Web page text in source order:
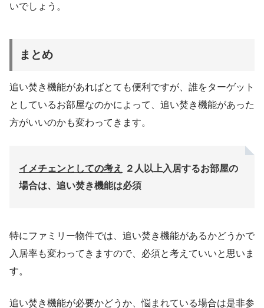
いでしょう。
まとめ
追い焚き機能があればとても便利ですが、誰をターゲット
としているお部屋なのかによって、追い焚き機能があった
方がいいのかも変わってきます。
イメチェンとしての考え
２人以上入居するお部屋の
場合は、追い焚き機能は必須
特にファミリー物件では、追い焚き機能があるかどうかで
入居率も変わってきますので、必須と考えていいと思いま
す。
追い焚き機能が必要かどうか、悩まれている場合は是非参